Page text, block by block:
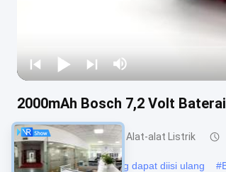
2000mAh Bosch 7,2 Volt
Baterai Litium Untuk Alat-alat Listrik
#Baterai Bosch 12v yang dapat diisi ulang #